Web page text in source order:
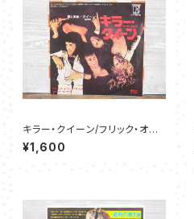
キラー・クイーン/フリック・オブ・
ザ・リスト - クイーン
¥1,600